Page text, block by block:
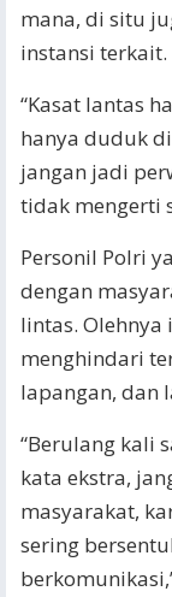
mana, di situ
instansi terkait.
“Kasat lantas
hanya duduk
jangan jadi
tidak mengerti
Personil Polri
dengan
lintas.
menghindari
lapangan, dan
“Berulang kali
kata ekstra,
masyarakat,
sering